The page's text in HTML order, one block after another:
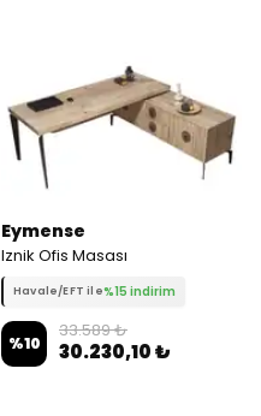
Eymense
Iznik Ofis Masası
Havale/EFT ile%15 indirim
%10
33.589 ₺
30.230,10 ₺